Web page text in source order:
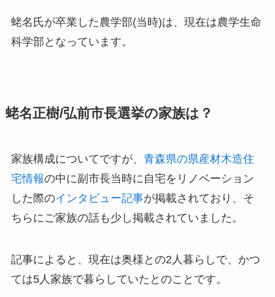
蛯名氏が卒業した農学部(当時)は、現在は農学生命
科学部となっています。
蛯名正樹/弘前市長選挙の家族は？
家族構成についてですが、 青森県の県産材木造住
宅情報の中に副市長当時に自宅をリノベーション
した際のインタビュー記事が掲載されており、そ
ちらにご家族の話も少し掲載されていました。
記事によると、現在は奥様との2人暮らしで、かつ
ては5人家族で暮らしていたとのことです。